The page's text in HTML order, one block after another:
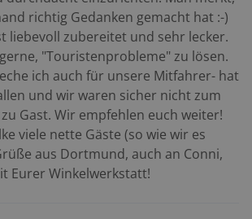
dass man Tage benötigen
in Ruhe anzusehen. So beschränkt
auf die Porta Nigra. Gleich neben
ein Motorradparkplatz.
– Senheim – Bremm – Zell – Traben-
Kues – Neumagen – Schweich –
km) TIPP: Du hast noch
und Dein Motorrad auf Deiner
richtig Gedanken gemacht hat :-)
liebevoll zubereitet und sehr lecker.
"Touristenprobleme" zu lösen.
ich auch für unsere Mitfahrer- hat
und wir waren sicher nicht zum
Gast. Wir empfehlen euch weiter!
viele nette Gäste (so wie wir es
aus Dortmund, auch an Conni,
Eurer Winkelwerkstatt!